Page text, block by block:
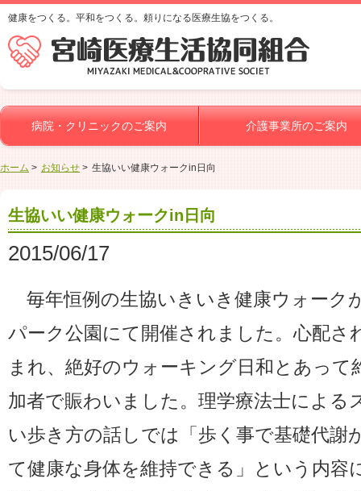
健康をつくる。平和をつくる。頼りになる医療生協をつくる。
病院・クリニックのご案内 介護事業所のご案内
ホーム お知らせ 生協いい健康ウォークin日向
生協いい健康ウォークin日向
2015/06/17
毎年恒例の生協いきいき健康ウォーク
パーク公園にて開催されました。心配さ
まれ、絶好のウォーキング日和とあって
加者で賑わいました。理学療法士による
い歩き方の話しでは「歩く事で基礎代謝
て健康な身体を維持できる」という内容